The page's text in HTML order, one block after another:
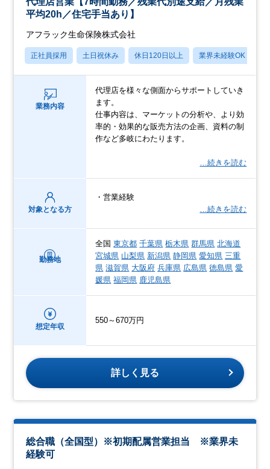
平均20h／住宅手当あり】
アフラック生命保険株式会社
正社員採用 土日祝休み 休日120日以上 業界未経験OK
業務内容
代理店を様々な側面からサポートしていき
ます。
仕事内容は、マーケットの分析や、より効
率的・効果的な販売方法の企画、資料の制
作など多岐にわたります。
…続きを読む
対象となる方
・営業経験
…続きを読む
勤務地
全国東京都 千葉県 栃木県 群馬県 北海道
宮城県 山梨県 新潟県 静岡県 愛知県 三重
県 滋賀県 大阪府 兵庫県 広島県 徳島県 愛
媛県 福岡県 鹿児島県
想定年収
550～670万円
詳しく見る
総合職（全国型）※初期配属営業担当 ※業界未
経験可